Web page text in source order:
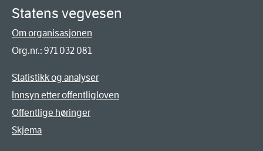
Statens vegvesen
Om organisasjonen
Org.nr.: 971 032 081
Statistikk og analyser
Innsyn etter offentligloven
Offentlige høringer
Skjema